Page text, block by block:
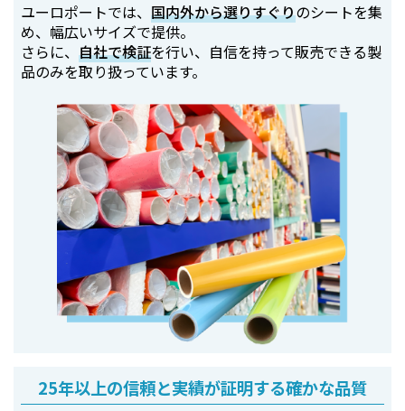
ユーロポートでは、国内外から選りすぐりのシートを集
め、幅広いサイズで提供。
さらに、自社で検証を行い、自信を持って販売できる製
品のみを取り扱っています。
25年以上の信頼と実績が証明する確かな品質